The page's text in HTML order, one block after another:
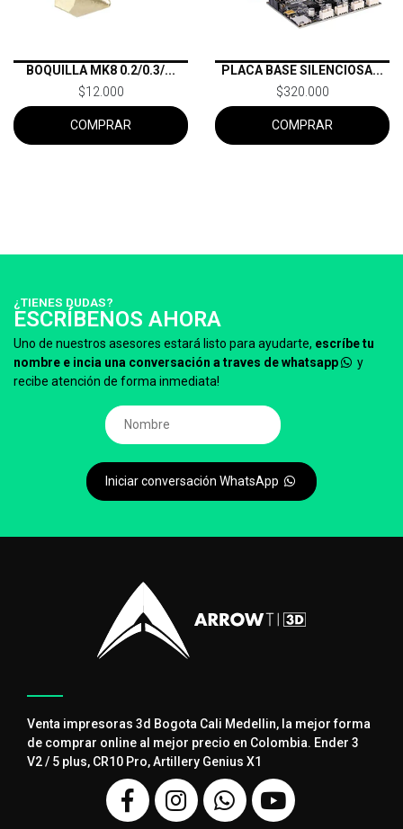
BOQUILLA MK8 0.2/0.3/...
$12.000
COMPRAR
PLACA BASE SILENCIOSA...
$320.000
COMPRAR
¿TIENES DUDAS?
ESCRÍBENOS AHORA
Uno de nuestros asesores estará listo para ayudarte, escríbe tu
nombre e incia una conversación a traves de whatsapp
y
recibe atención de forma inmediata!
Iniciar conversación WhatsApp
Venta impresoras 3d Bogota Cali Medellin, la mejor forma
de comprar online al mejor precio en Colombia. Ender 3
V2 / 5 plus, CR10 Pro, Artillery Genius X1